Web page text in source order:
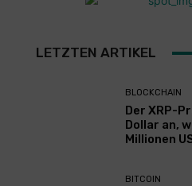
LETZTEN ARTIKEL
BLOCKCHAIN
Der XRP-
Dollar an,
Millionen
BITCOIN